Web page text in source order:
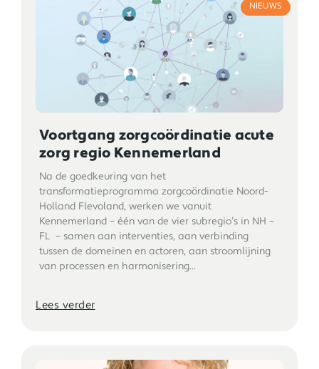
NIEUWS
Voortgang zorgcoördinatie acute
zorg regio Kennemerland
Na de goedkeuring van het
transformatieprogramma zorgcoördinatie Noord-
Holland Flevoland, werken we vanuit
Kennemerland – één van de vier subregio’s in NH –
FL – samen aan interventies, aan verbinding
tussen de domeinen en actoren, aan stroomlijning
van processen en harmonisering...
Lees verder